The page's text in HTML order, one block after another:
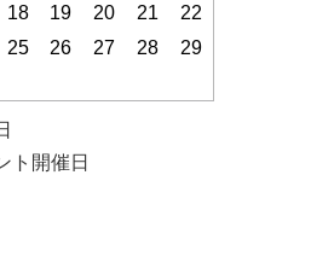
18 19 20 21
22
25 26 27 28
29
ト開催日